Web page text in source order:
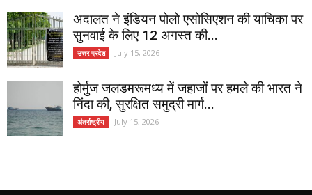
अदालत ने इंडियन पोलो एसोसिएशन की याचिका पर
सुनवाई के लिए 12 अगस्त की...
उत्तर प्रदेश July 15, 2026
होर्मुज जलडमरूमध्य में जहाजों पर हमले की भारत ने
निंदा की, सुरक्षित समुद्री मार्ग...
अंतर्राष्ट्रीय July 15, 2026